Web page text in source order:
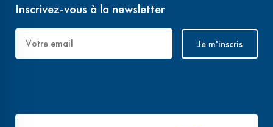
Inscrivez-vous à la newsletter